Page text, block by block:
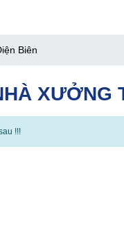
Biên
XƯỞNG
!!!